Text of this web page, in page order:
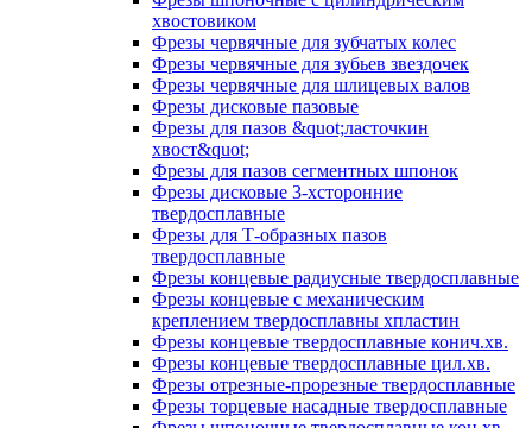
хвостовиком
Фрезы червячные для зубчатых колес
Фрезы червячные для зубьев звездочек
Фрезы червячные для шлицевых валов
Фрезы дисковые пазовые
Фрезы для пазов &quot;ласточкин
хвост&quot;
Фрезы для пазов сегментных шпонок
Фрезы дисковые 3-хсторонние
твердосплавные
Фрезы для Т-образных пазов
твердосплавные
Фрезы концевые радиусные твердосплавные
Фрезы концевые с механическим
креплением твердосплавны хпластин
Фрезы концевые твердосплавные конич.хв.
Фрезы концевые твердосплавные цил.хв.
Фрезы отрезные-прорезные твердосплавные
Фрезы торцевые насадные твердосплавные